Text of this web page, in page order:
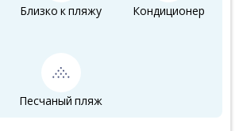
Близко к пляжу Кондиционер
Песчаный пляж